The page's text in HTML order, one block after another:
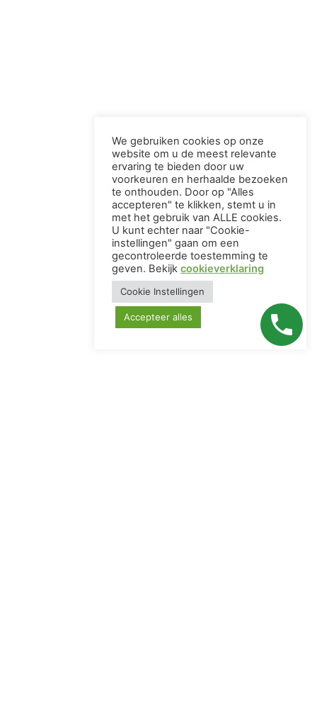
We gebruiken cookies op onze
website om u de meest relevante
ervaring te bieden door uw
voorkeuren en herhaalde bezoeken
te onthouden. Door op "Alles
accepteren" te klikken, stemt u in
met het gebruik van ALLE cookies.
U kunt echter naar "Cookie-
instellingen" gaan om een ​​
gecontroleerde toestemming te
geven. Bekijk cookieverklaring
Cookie Instellingen
Accepteer alles